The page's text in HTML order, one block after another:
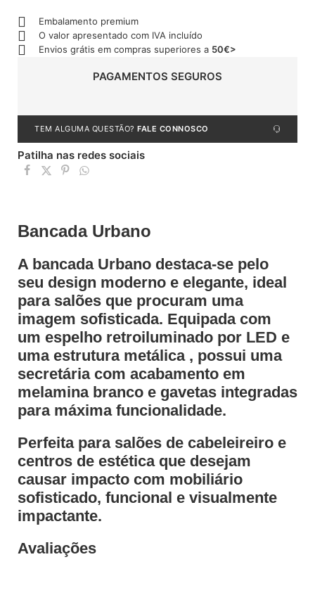
Embalamento premium
O valor apresentado com IVA incluído
Envios grátis em compras superiores a 50€>
PAGAMENTOS SEGUROS
TEM ALGUMA QUESTÃO? FALE CONNOSCO
Patilha nas redes sociais
Bancada Urbano
A bancada Urbano destaca-se pelo
seu design moderno e elegante, ideal
para salões que procuram uma
imagem sofisticada. Equipada com
um espelho retroiluminado por LED e
uma estrutura metálica , possui uma
secretária com acabamento em
melamina branco e gavetas integradas
para máxima funcionalidade.
Perfeita para salões de cabeleireiro e
centros de estética que desejam
causar impacto com mobiliário
sofisticado, funcional e visualmente
impactante.
Avaliações